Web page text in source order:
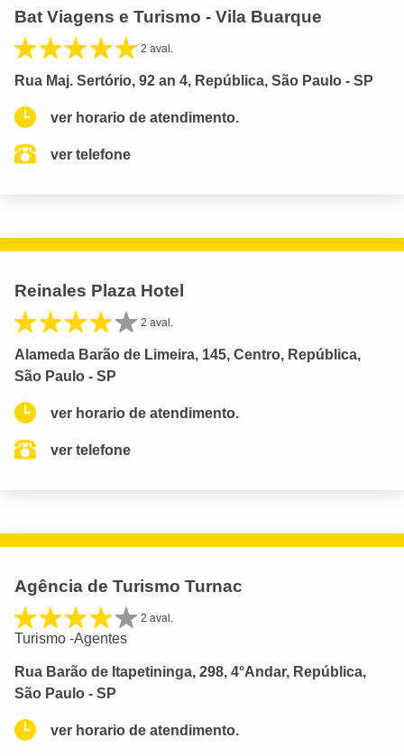
Bat Viagens e Turismo - Vila Buarque
2 aval.
Rua Maj. Sertório, 92 an 4, República, São Paulo - SP
ver horario de atendimento.
ver telefone
Reinales Plaza Hotel
2 aval.
Alameda Barão de Limeira, 145, Centro, República,
São Paulo - SP
ver horario de atendimento.
ver telefone
Agência de Turismo Turnac
2 aval.
Turismo -Agentes
Rua Barão de Itapetininga, 298, 4°Andar, República,
São Paulo - SP
ver horario de atendimento.